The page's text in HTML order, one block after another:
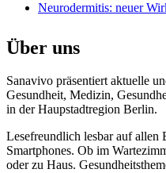
Neurodermitis: neuer
Über uns
Sanavivo präsentiert aktuelle
Gesundheit, Medizin,
in der Haupstadtregion Berlin.
Lesefreundlich lesbar auf allen
Smartphones. Ob im
oder zu Haus.